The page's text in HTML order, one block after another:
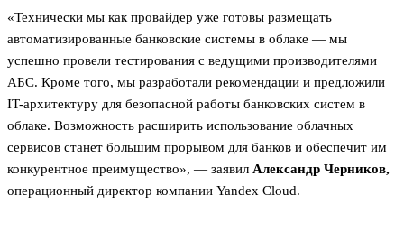
«Технически мы как провайдер уже готовы размещать
автоматизированные банковские системы в облаке — мы
успешно провели тестирования с ведущими производителями
АБС. Кроме того, мы разработали рекомендации и предложили
IT-архитектуру для безопасной работы банковских систем в
облаке. Возможность расширить использование облачных
сервисов станет большим прорывом для банков и обеспечит им
конкурентное преимущество», — заявил Александр Черников,
операционный директор компании Yandex Cloud.